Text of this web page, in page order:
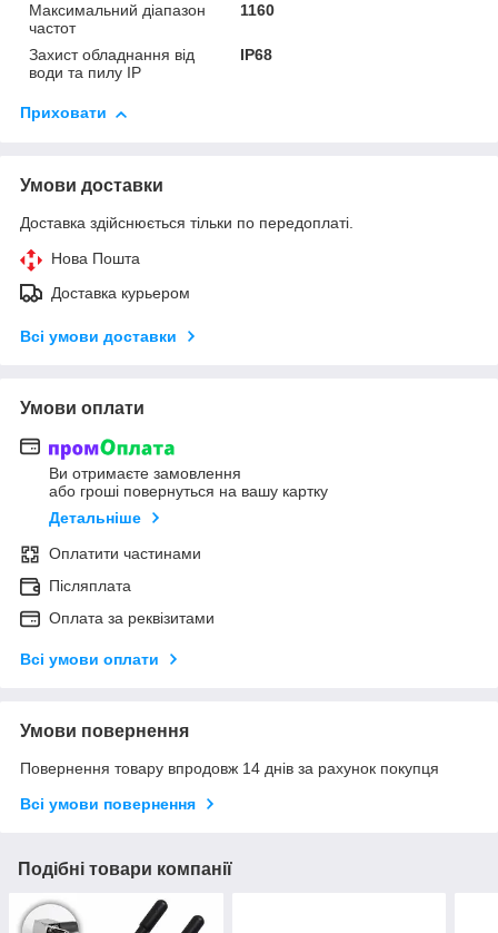
Максимальний діапазон
частот
1160
Захист обладнання від
води та пилу IP
IP68
Приховати
Умови доставки
Доставка здійснюється тільки по передоплаті.
Нова Пошта
Доставка курьером
Всі умови доставки
Умови оплати
Ви отримаєте замовлення
або гроші повернуться на вашу картку
Детальніше
Оплатити частинами
Післяплата
Оплата за реквізитами
Всі умови оплати
Умови повернення
Повернення товару впродовж 14 днів за рахунок покупця
Всі умови повернення
Подібні товари компанії